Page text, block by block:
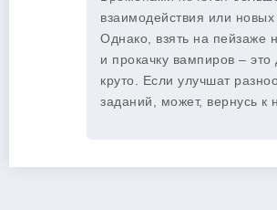
взаимодействия или новых
Однако, взять на пейзаже
и прокачку вампиров – это
круто. Если улучшат
заданий, может, вернусь к